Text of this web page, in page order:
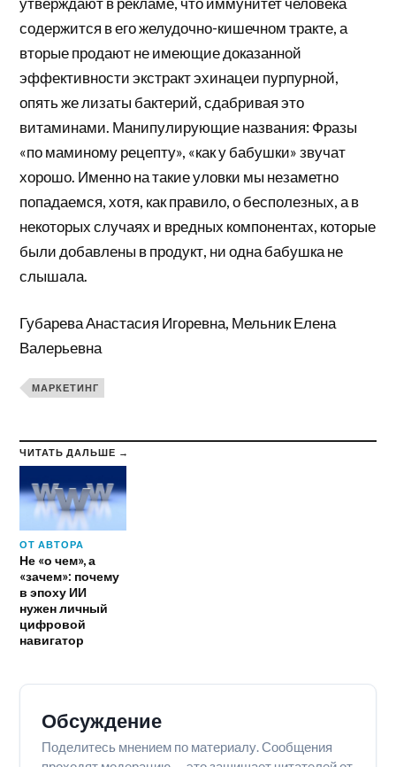
содержится в его желудочно-кишечном тракте, а
вторые продают не имеющие доказанной
эффективности экстракт эхинацеи пурпурной,
опять же лизаты бактерий, сдабривая это
витаминами. Манипулирующие названия: Фразы
«по маминому рецепту», «как у бабушки» звучат
хорошо. Именно на такие уловки мы незаметно
попадаемся, хотя, как правило, о бесполезных, а в
некоторых случаях и вредных компонентах, которые
были добавлены в продукт, ни одна бабушка не
слышала.
Губарева Анастасия Игоревна, Мельник Елена
Валерьевна
МАРКЕТИНГ
ЧИТАТЬ ДАЛЬШЕ →
ОТ АВТОРА
Не «о чем», а
«зачем»: почему
в эпоху ИИ
нужен личный
цифровой
навигатор
Обсуждение
Поделитесь мнением по материалу. Сообщения